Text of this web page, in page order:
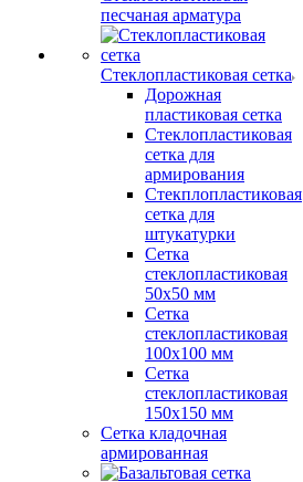
песчаная арматура
Стеклопластиковая сетка
Дорожная
пластиковая сетка
Стеклопластиковая
сетка для
армирования
Стекплопластиковая
сетка для
штукатурки
Сетка
стеклопластиковая
50x50 мм
Сетка
стеклопластиковая
100x100 мм
Сетка
стеклопластиковая
150x150 мм
Сетка кладочная
армированная